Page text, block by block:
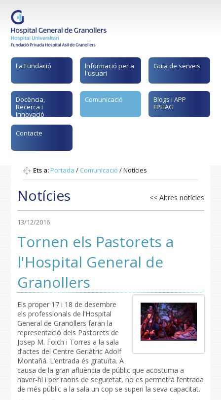
La Fundació
Informació per a
l'usuari
Guia de serveis
Docència,
Recerca i
Innovació
Comunicació
Blogs i APP
FPHAG
Contacte
Ets a:Portada / Comunicació /Notícies
Notícies << Altres notícies
13/12/2016
Tornen els Pastorets a
l'Hospital General de
Granollers
Els proper 17 i 18 de desembre
els professionals de l’Hospital
General de Granollers faran la
representació dels Pastorets de
Josep M. Folch i Torres a la sala
d’actes del Centre Geriàtric Adolf
Montañá. L’entrada és gratuïta. A
causa de la gran afluència de públic que acostuma a
haver-hi i per raons de seguretat, no es permetrà l’entrada
de més públic a la sala un cop se superi la seva capacitat.